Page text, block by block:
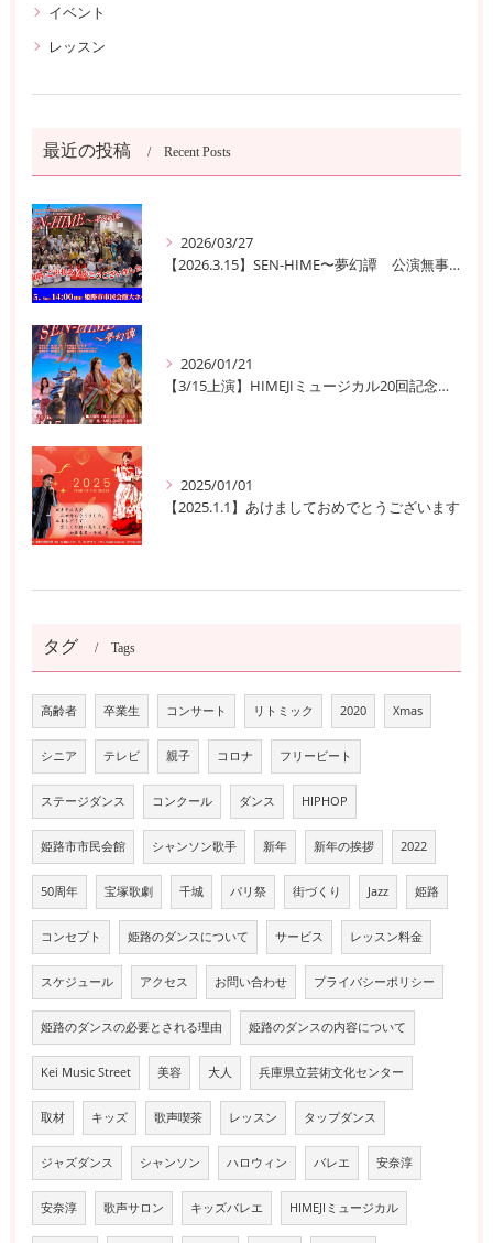
イベント
レッスン
最近の投稿 Recent Posts
2026/03/27
【2026.3.15】SEN-HIME〜夢幻譚 公演無事終了
2026/01/21
【3/15上演】HIMEJIミュージカル20回記念公演！ 姫路の歴史と夢が交錯する『SEN-HIME〜夢幻譚』
2025/01/01
【2025.1.1】あけましておめでとうございます
タグ Tags
高齢者 卒業生 コンサート リトミック 2020 Xmas
シニア テレビ 親子 コロナ フリービート
ステージダンス コンクール ダンス HIPHOP
姫路市市民会館 シャンソン歌手 新年 新年の挨拶 2022
50周年 宝塚歌劇 千城 パリ祭 街づくり Jazz 姫路
コンセプト 姫路のダンスについて サービス レッスン料金
スケジュール アクセス お問い合わせ プライバシーポリシー
姫路のダンスの必要とされる理由 姫路のダンスの内容について
Kei Music Street 美容 大人 兵庫県立芸術文化センター
取材 キッズ 歌声喫茶 レッスン タップダンス
ジャズダンス シャンソン ハロウィン バレエ 安奈淳
安奈淳 歌声サロン キッズバレエ HIMEJIミュージカル